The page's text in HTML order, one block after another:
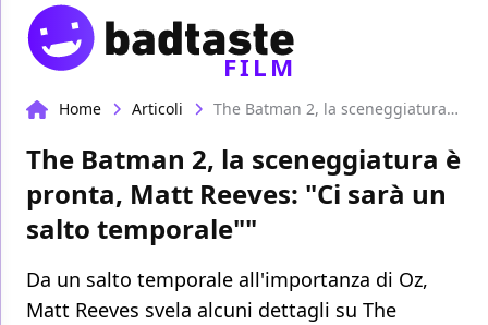
FILM
Home Articoli The Batman 2, la sceneggiatura è pronta, Matt Reeves: "Ci sarà un salto temporale""
The Batman 2, la sceneggiatura è
pronta, Matt Reeves: "Ci sarà un
salto temporale""
Da un salto temporale all'importanza di Oz,
Matt Reeves svela alcuni dettagli su The